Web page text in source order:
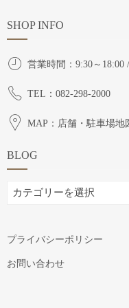
SHOP INFO
営業時間：9:30～18:00
TEL：082-298-2000
MAP：店舗・駐車場地
BLOG
BLOG
プライバシーポリシー
お問い合わせ